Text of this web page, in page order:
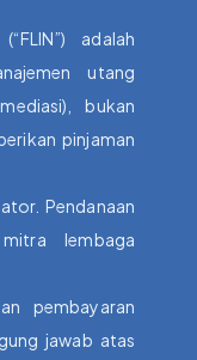
adalah
utang
bukan
pinjaman
Pendanaan
lembaga
pembayaran
jawab atas